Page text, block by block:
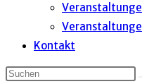
Kontakt